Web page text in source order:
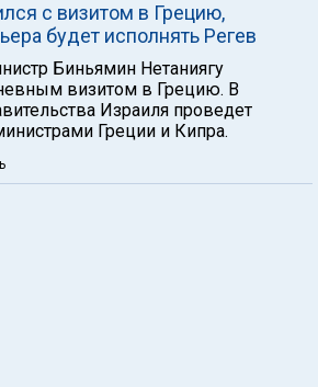
с визитом в Грецию,
будет исполнять Регев
Биньямин Нетаниягу
визитом в Грецию. В
Израиля проведет
Греции и Кипра.